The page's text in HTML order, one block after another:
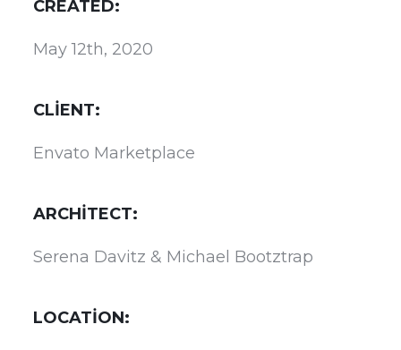
CREATED:
May 12th, 2020
CLIENT:
Envato Marketplace
ARCHITECT:
Serena Davitz & Michael Bootztrap
LOCATION: